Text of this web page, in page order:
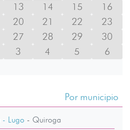
13 14 15
16
20 21 22
23
27 28 29
30
3 4 5 6
Por municipio
- Lugo - Quiroga